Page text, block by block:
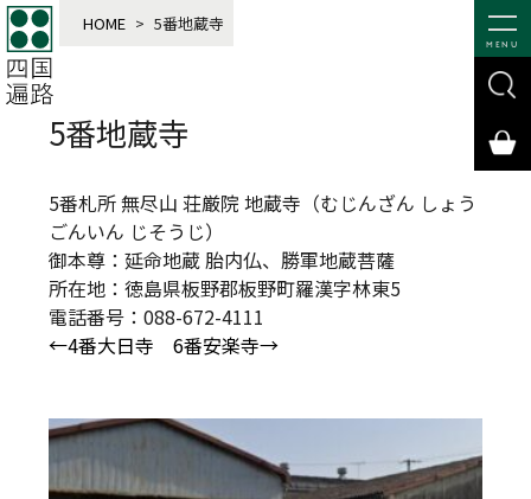
MENU
HOME > 5番地蔵寺
5番地蔵寺
5番札所 無尽山 荘厳院 地蔵寺（むじんざん しょう
ごんいん じそうじ）
御本尊：延命地蔵 胎内仏、勝軍地蔵菩薩
所在地：徳島県板野郡板野町羅漢字林東5
電話番号：088-672-4111
←4番大日寺
6番安楽寺→